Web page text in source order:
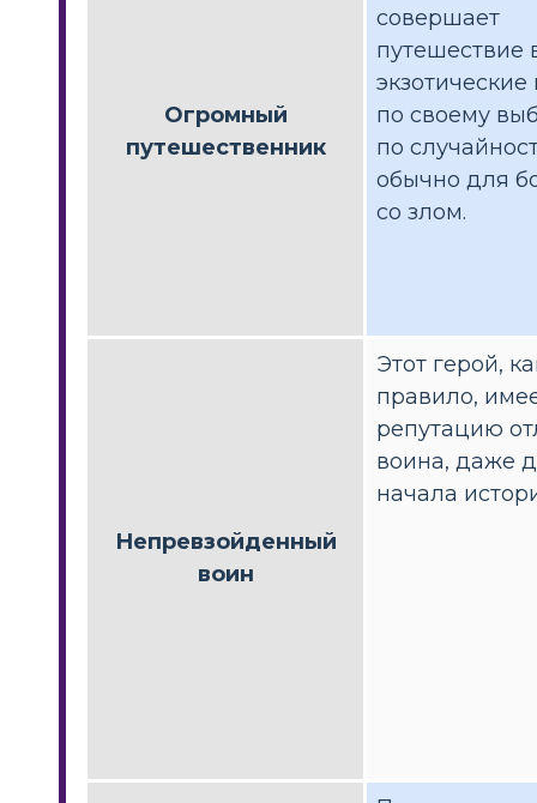
Огромный
путешественник
совершает
путешествие
экзотические
по своему
по
обычно для
со злом.
Непревзойденный
воин
Этот герой,
правило,
репутацию
воина, даже
начала